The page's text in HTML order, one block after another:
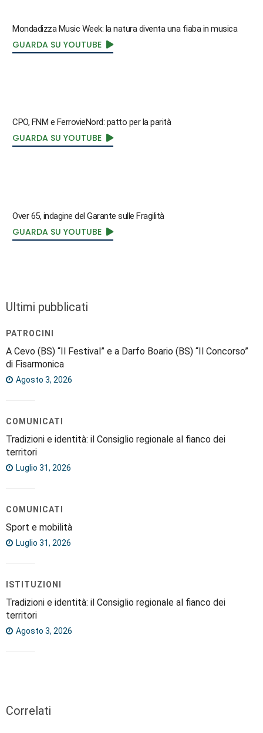
Mondadizza Music Week: la natura diventa una fiaba in musica
GUARDA SU YOUTUBE
CPO, FNM e FerrovieNord: patto per la parità
GUARDA SU YOUTUBE
Over 65, indagine del Garante sulle Fragilità
GUARDA SU YOUTUBE
Ultimi pubblicati
PATROCINI
A Cevo (BS) “Il Festival” e a Darfo Boario (BS) “Il Concorso”
di Fisarmonica
Agosto 3, 2026
COMUNICATI
Tradizioni e identità: il Consiglio regionale al fianco dei
territori
Luglio 31, 2026
COMUNICATI
Sport e mobilità
Luglio 31, 2026
ISTITUZIONI
Tradizioni e identità: il Consiglio regionale al fianco dei
territori
Agosto 3, 2026
Correlati